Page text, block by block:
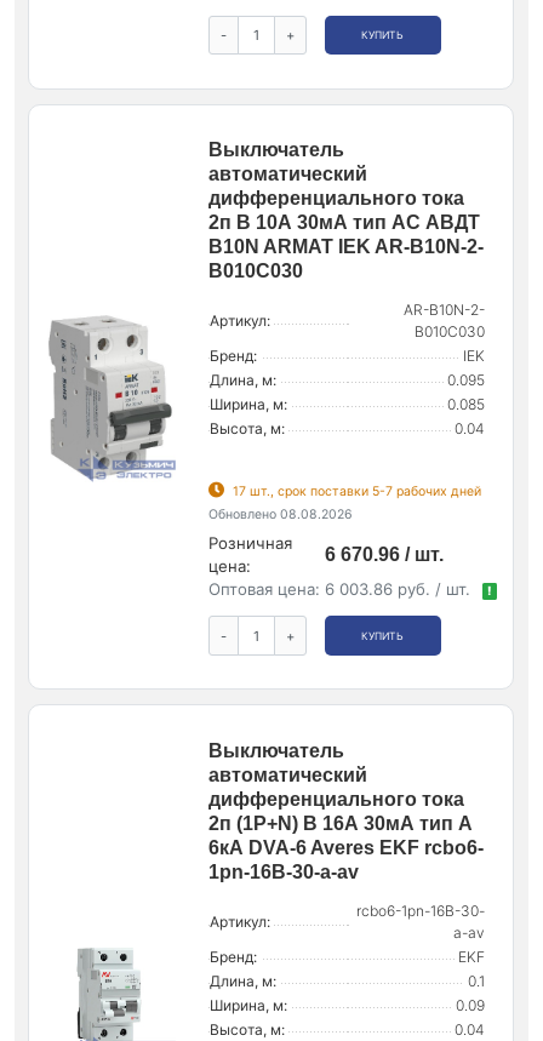
- + КУПИТЬ
Выключатель
автоматический
дифференциального тока
2п B 10А 30мА тип AC АВДТ
B10N ARMAT IEK AR-B10N-2-
B010C030
Артикул:
AR-B10N-2-
B010C030
Бренд:
IEK
Длина, м:
0.095
Ширина, м:
0.085
Высота, м:
0.04
17 шт., срок поставки 5-7 рабочих дней
Обновлено 08.08.2026
Розничная
цена:
6 670.96 / шт.
Оптовая цена: 6 003.86 руб. / шт. !
- + КУПИТЬ
Выключатель
автоматический
дифференциального тока
2п (1P+N) B 16А 30мА тип A
6кА DVA-6 Averes EKF rcbo6-
1pn-16B-30-a-av
Артикул:
rcbo6-1pn-16B-30-
a-av
Бренд:
EKF
Длина, м:
0.1
Ширина, м:
0.09
Высота, м:
0.04